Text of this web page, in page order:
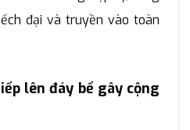
đại và truyền vào toàn
lên đáy bể gây cộng